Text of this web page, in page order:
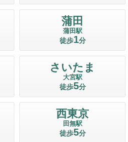
蒲田
蒲田駅
徒歩1分
さいたま
大宮駅
徒歩5分
西東京
田無駅
徒歩5分